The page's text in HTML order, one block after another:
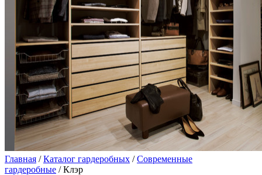
Главная /Каталог гардеробных /Современные
гардеробные / Клэр